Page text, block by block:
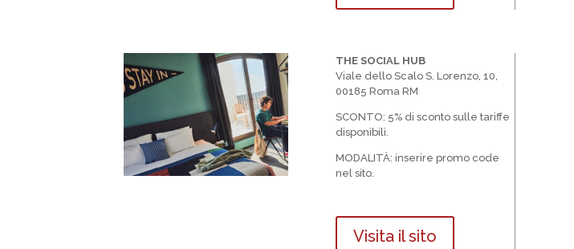
THE SOCIAL HUB
Viale dello Scalo S. Lorenzo, 10,
00185 Roma RM
SCONTO: 5% di sconto sulle tariffe
disponibili.
MODALITÀ: inserire promo code
nel sito.
Visita il sito